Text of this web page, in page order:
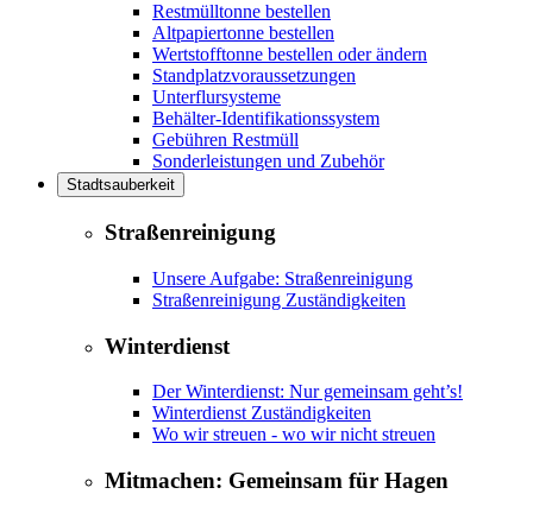
Restmülltonne bestellen
Altpapiertonne bestellen
Wertstofftonne bestellen oder ändern
Standplatzvoraussetzungen
Unterflursysteme
Behälter-Identifikationssystem
Gebühren Restmüll
Sonderleistungen und Zubehör
Stadtsauberkeit
Straßenreinigung
Unsere Aufgabe: Straßenreinigung
Straßenreinigung Zuständigkeiten
Winterdienst
Der Winterdienst: Nur gemeinsam geht’s!
Winterdienst Zuständigkeiten
Wo wir streuen - wo wir nicht streuen
Mitmachen: Gemeinsam für Hagen